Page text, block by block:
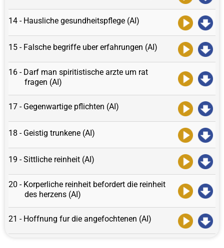
14 - Hausliche gesundheitspflege (AI)
15 - Falsche begriffe uber erfahrungen (AI)
16 - Darf man spiritistische arzte um rat
fragen (AI)
17 - Gegenwartige pflichten (AI)
18 - Geistig trunkene (AI)
19 - Sittliche reinheit (AI)
20 - Korperliche reinheit befordert die reinheit
des herzens (AI)
21 - Hoffnung fur die angefochtenen (AI)